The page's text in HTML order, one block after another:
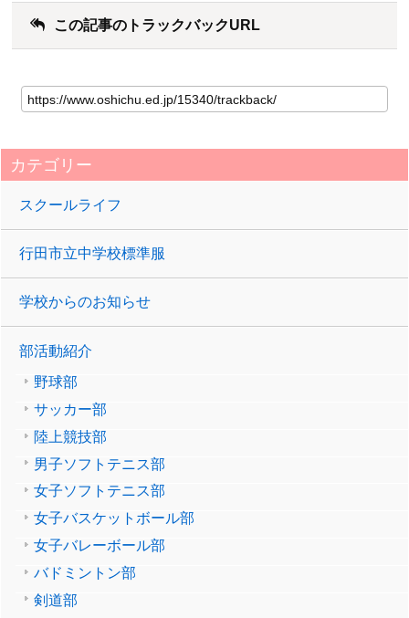
この記事のトラックバックURL
カテゴリー
スクールライフ
行田市立中学校標準服
学校からのお知らせ
部活動紹介
野球部
サッカー部
陸上競技部
男子ソフトテニス部
女子ソフトテニス部
女子バスケットボール部
女子バレーボール部
バドミントン部
剣道部